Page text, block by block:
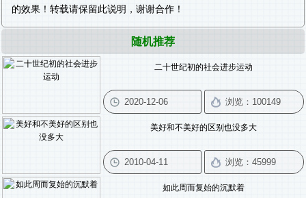
的效果！转载请保留此说明，谢谢合作！
随机推荐
二十世纪初的社会进步运动
美好和不美好的区别也没多大
如此周而复始的沉默着